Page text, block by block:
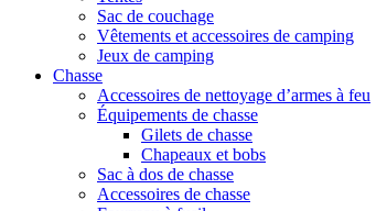
Sac de couchage
Vêtements et accessoires de camping
Jeux de camping
Chasse
Accessoires de nettoyage d’armes à feu
Équipements de chasse
Gilets de chasse
Chapeaux et bobs
Sac à dos de chasse
Accessoires de chasse